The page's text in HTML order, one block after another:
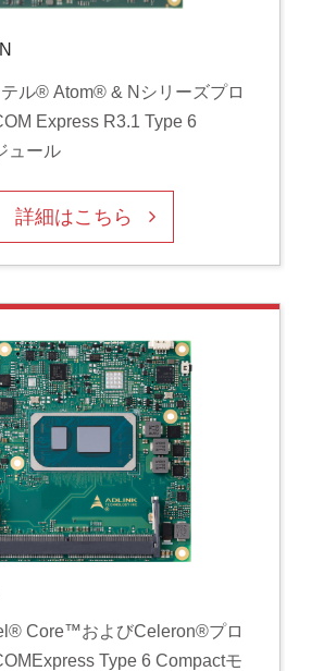
ル® Atom® & Nシリーズプロ
Express R3.1 Type 6
ュール
詳細はこちら
Core™およびCeleron®プロ
Type 6 Compactモ